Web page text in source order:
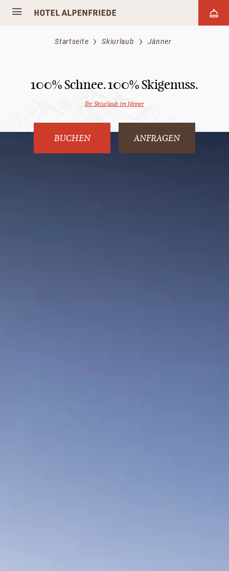
Startseite Skiurlaub Jänner
100% Schnee. 100% Skigenuss.
Ihr Skiurlaub im Jänner
BUCHEN ANFRAGEN